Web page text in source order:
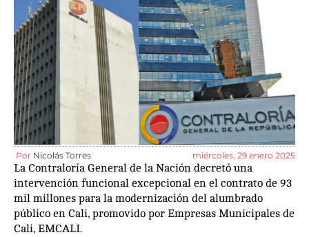
Por Nicolás Torres miércoles, 29 enero 2025
La Contraloría General de la Nación decretó una
intervención funcional excepcional en el contrato de 93
mil millones para la modernización del alumbrado
público en Cali, promovido por Empresas Municipales de
Cali, EMCALI.